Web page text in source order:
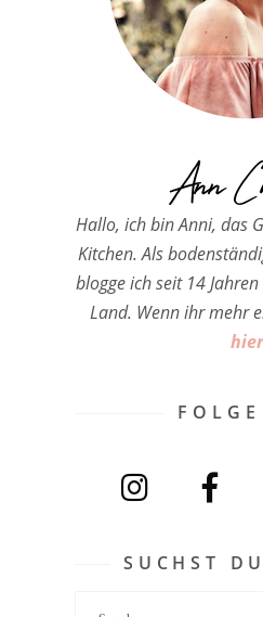
Ann
Hallo, ich bin Anni, das
Kitchen. Als
blogge ich seit 14
Land. Wenn ihr mehr
hier
SUCHST